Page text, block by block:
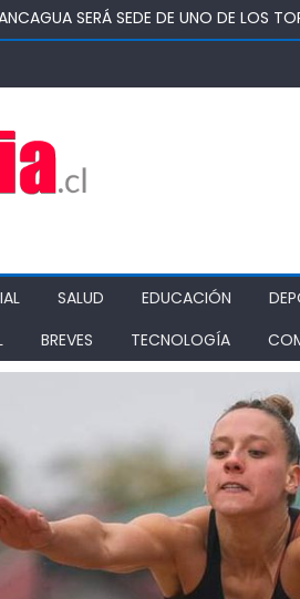
DE RANCAGUA CONDENA A 5 AÑOS
SALUD EDUCACIÓN
BREVES TECNOLOGÍA